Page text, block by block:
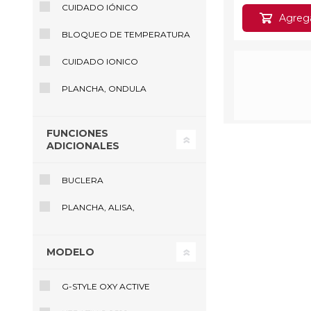
Agregar
CUIDADO IÓNICO
BLOQUEO DE TEMPERATURA
CUIDADO IONICO
PLANCHA, ONDULA
FUNCIONES
ADICIONALES
BUCLERA
PLANCHA, ALISA,
MODELO
G-STYLE OXY ACTIVE